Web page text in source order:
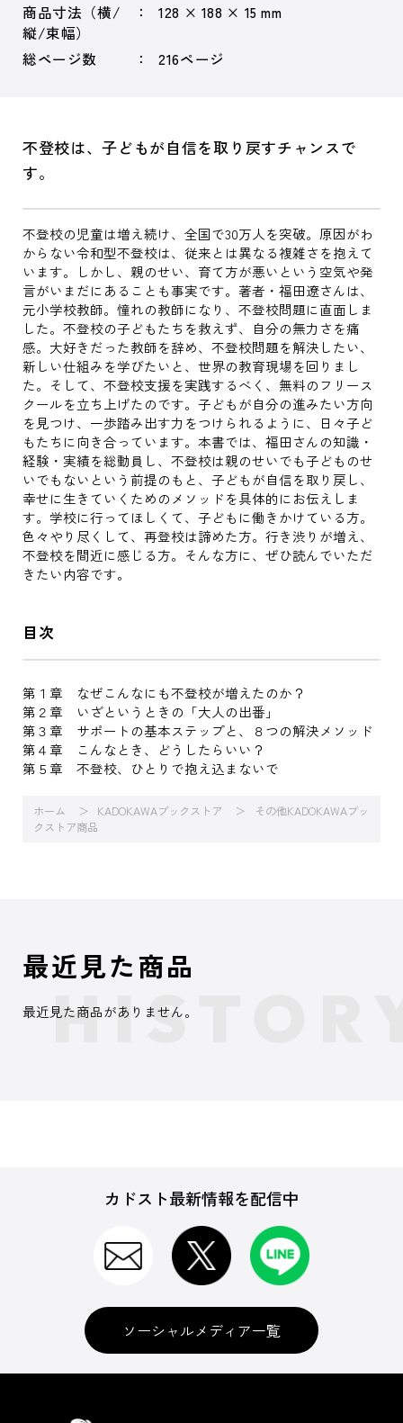
商品寸法（横/
縦/束幅）
128 × 188 × 15 mm
総ページ数 216ページ
不登校は、子どもが自信を取り戻すチャンスで
す。
不登校の児童は増え続け、全国で30万人を突破。原因がわ
からない令和型不登校は、従来とは異なる複雑さを抱えて
います。しかし、親のせい、育て方が悪いという空気や発
言がいまだにあることも事実です。著者・福田遼さんは、
元小学校教師。憧れの教師になり、不登校問題に直面しま
した。不登校の子どもたちを救えず、自分の無力さを痛
感。大好きだった教師を辞め、不登校問題を解決したい、
新しい仕組みを学びたいと、世界の教育現場を回りまし
た。そして、不登校支援を実践するべく、無料のフリース
クールを立ち上げたのです。子どもが自分の進みたい方向
を見つけ、一歩踏み出す力をつけられるように、日々子ど
もたちに向き合っています。本書では、福田さんの知識・
経験・実績を総動員し、不登校は親のせいでも子どものせ
いでもないという前提のもと、子どもが自信を取り戻し、
幸せに生きていくためのメソッドを具体的にお伝えしま
す。学校に行ってほしくて、子どもに働きかけている方。
色々やり尽くして、再登校は諦めた方。行き渋りが増え、
不登校を間近に感じる方。そんな方に、ぜひ読んでいただ
きたい内容です。
目次
第１章 なぜこんなにも不登校が増えたのか？
第２章 いざというときの「大人の出番」
第３章 サポートの基本ステップと、８つの解決メソッド
第４章 こんなとき、どうしたらいい？
第５章 不登校、ひとりで抱え込まないで
ホーム KADOKAWAブックストア
その他KADOKAWAブッ
クストア商品
最近見た商品
最近見た商品がありません。
カドスト最新情報を配信中
ソーシャルメディア一覧